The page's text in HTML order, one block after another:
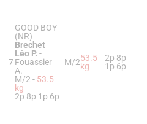
7
GOOD BOY
(NR)
Brechet
Léo P. -
Fouassier
A.
M/2 - 53.5
kg
2p 8p 1p 6p
M/253.5
kg
2p 8p
1p 6p